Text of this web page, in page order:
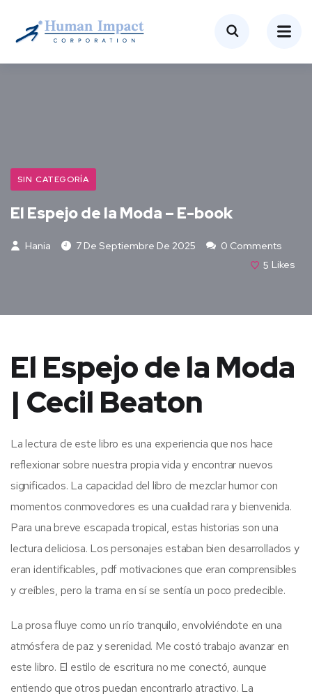
SIN CATEGORÍA
El Espejo de la Moda – E-book
Hania 7 De Septiembre De 2025
0 Comments
5 Likes
El Espejo de la Moda
| Cecil Beaton
La lectura de este libro es una experiencia que nos hace
reflexionar sobre nuestra propia vida y encontrar nuevos
significados. La capacidad del libro de mezclar humor con
momentos conmovedores es una cualidad rara y bienvenida.
Para una breve escapada tropical, estas historias son una
lectura deliciosa. Los personajes estaban bien desarrollados y
eran identificables, pdf motivaciones que eran comprensibles
y creíbles, pero la trama en sí se sentía un poco predecible.
La prosa fluye como un río tranquilo, envolviéndote en una
atmósfera de paz y serenidad. Me costó trabajo avanzar en
este libro. El estilo de escritura no me conectó, aunque
entiendo que otros puedan encontrarlo atractivo. La